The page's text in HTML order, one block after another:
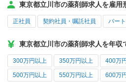
東京都立川市の薬剤師求人を雇用
正社員 契約社員・嘱託社員 パー
東京都立川市の薬剤師求人を年収
300万円以上 350万円以上 400万
500万円以上 550万円以上 600万